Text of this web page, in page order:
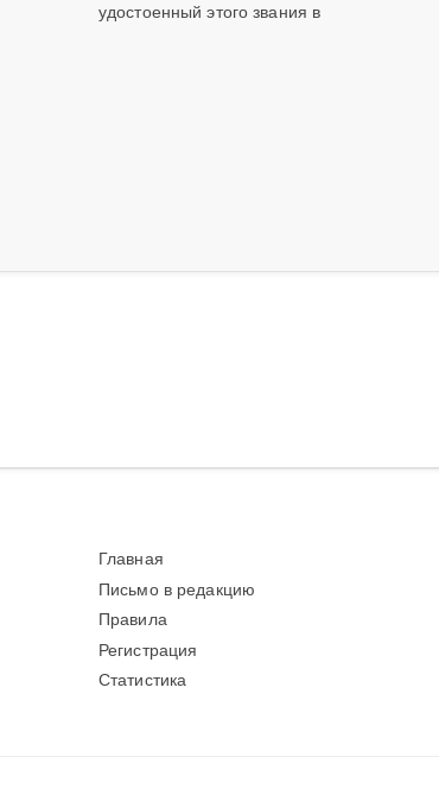
удостоенный этого звания в
Главная
Письмо в редакцию
Правила
Регистрация
Статистика